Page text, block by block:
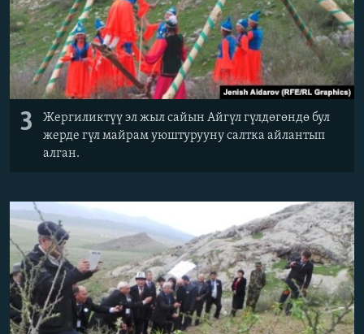
3
Жергиликтүү эл жыл сайын Айгүл гүлдөгөндө бул
жерде гүл майрам уюштурууну салтка айлантып
алган.